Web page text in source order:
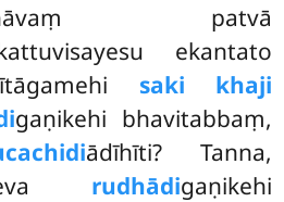
patvā
ekantato
saki khaji
gaṇikehi bhavitabbaṃ,
ādīhīti? Tanna,
rudhādigaṇikehi